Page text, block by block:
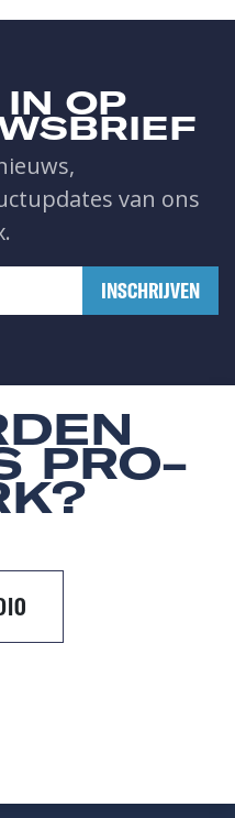
IN OP
van ons
​INSCHRIJVEN
PRO-